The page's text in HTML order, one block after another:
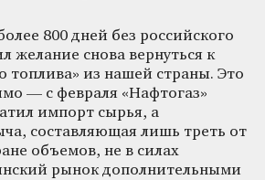
800 дней без российского
желание снова вернуться к
топлива» из нашей страны. Это
— с февраля «Нафтогаз»
импорт сырья, а
составляющая лишь треть от
объемов, не в силах
рынок дополнительными